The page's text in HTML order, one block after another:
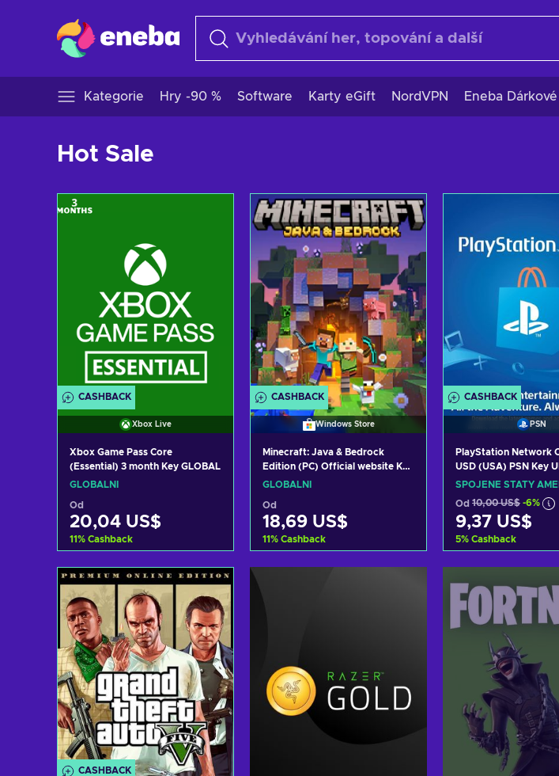
Kategorie Hry -90 % Software Karty eGift NordVPN Eneba
Hot Sale
CASHBACK
Xbox Live
Xbox Game Pass Core
(Essential) 3 month Key GLOBAL
GLOBÁLNÍ
Od
20,04 US$
11% Cashback
Přidat do košíku
Zobrazit nabídky
CASHBACK
Windows Store
Minecraft: Java & Bedrock
Edition (PC) Official website Key
GLOBAL
GLOBÁLNÍ
Od
18,69 US$
11% Cashback
CASHBACK
PSN
PlayStation Network
USD (USA) PSN Key
STATES
SPOJENÉ STÁTY
Od 10,00 US$ -6%
9,37 US$
5% Cashback
Zobrazit
CASHBACK